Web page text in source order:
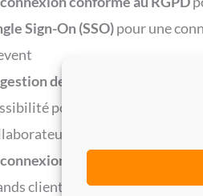
Sign-On (SSO)pour une
des groupes et des rôles
pour les administrateurs
sécurisée à des
clients et d’éviter des